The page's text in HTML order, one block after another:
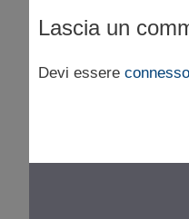
Lascia un
Devi essere connesso